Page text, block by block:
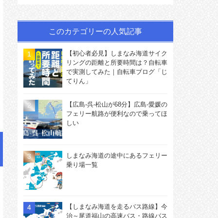
このカテゴリーの人気記事
【初心者必見】しまなみ海道サイク
リングの距離と所要時間は？自転車
で実測してみた｜自転車ブログ「じ
てりん」
【広島-呉-松山が68分】広島-愛媛の
フェリー航路が便利なので乗ってほ
しい
しまなみ海道の途中にあるフェリー
乗り場一覧
【しまなみ海道を走るバス路線】今
治～尾道福山の高速バス・路線バス